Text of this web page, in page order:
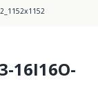
16I16O-